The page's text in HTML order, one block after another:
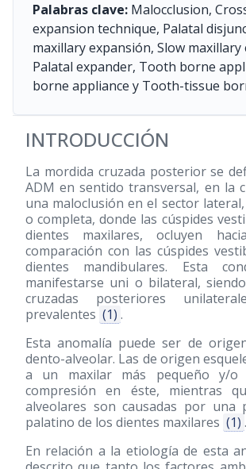
Palabras clave: Malocclusion,
expansion technique, Palatal
maxillary expansión, Slow maxillary
Palatal expander, Tooth borne
borne appliance y Tooth-tissue
INTRODUCCIÓN
La mordida cruzada posterior se
ADM en sentido transversal, en la
una maloclusión en el sector
o completa, donde las cúspides
dientes maxilares, ocluyen
comparación con las cúspides
dientes mandibulares. Esta
manifestarse uni o bilateral,
cruzadas posteriores
prevalentes (1) .
Esta anomalía puede ser de
dento-alveolar. Las de origen
a un maxilar más pequeño y/o
compresión en éste, mientras
alveolares son causadas por una
palatino de los dientes maxilares (1) .
En relación a la etiología de esta